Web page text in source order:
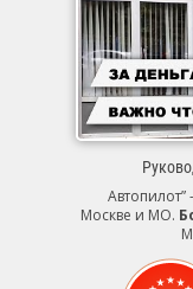
Автопилот”
Москве и МО.